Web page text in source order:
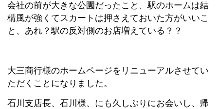
会社の前が大きな公園だったこと、駅のホームは結
構風が強くてスカートは押さえておいた方がいいこ
と、あれ？駅の反対側のお店増えている？？
大三商行様のホームページをリニューアルさせてい
ただくことになりました。
石川支店長、石川様、にも久しぶりにお会いし、帰